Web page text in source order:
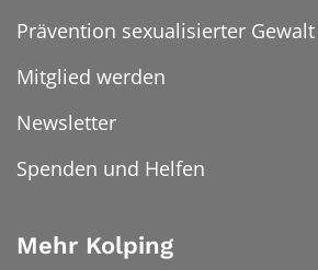
Prävention sexualisierter Gewalt
Mitglied werden
Newsletter
Spenden und Helfen
Mehr Kolping